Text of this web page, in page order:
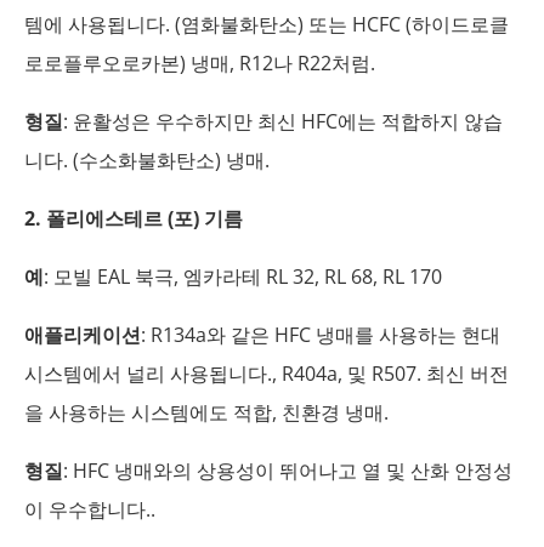
템에 사용됩니다. (염화불화탄소) 또는 HCFC (하이드로클
로로플루오로카본) 냉매, R12나 R22처럼.
형질: 윤활성은 우수하지만 최신 HFC에는 적합하지 않습
니다. (수소화불화탄소) 냉매.
2. 폴리에스테르 (포) 기름
예: 모빌 EAL 북극, 엠카라테 RL 32, RL 68, RL 170
애플리케이션: R134a와 같은 HFC 냉매를 사용하는 현대
시스템에서 널리 사용됩니다., R404a, 및 R507. 최신 버전
을 사용하는 시스템에도 적합, 친환경 냉매.
형질: HFC 냉매와의 상용성이 뛰어나고 열 및 산화 안정성
이 우수합니다..